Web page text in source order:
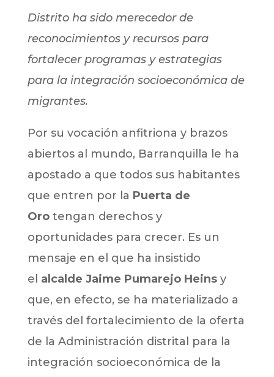
Distrito ha sido merecedor de
reconocimientos y recursos para
fortalecer programas y estrategias
para la integración socioeconómica de
migrantes.
Por su vocación anfitriona y brazos
abiertos al mundo, Barranquilla le ha
apostado a que todos sus habitantes
que entren por la Puerta de
Orotengan derechos y
oportunidades para crecer. Es un
mensaje en el que ha insistido
el alcalde Jaime Pumarejo Heinsy
que, en efecto, se ha materializado a
través del fortalecimiento de la oferta
de la Administración distrital para la
integración socioeconómica de la